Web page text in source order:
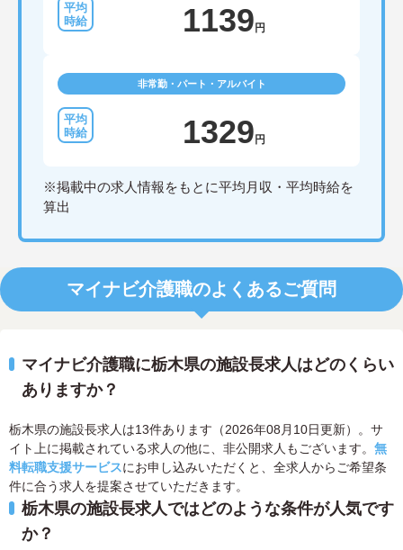
1139円
非常勤・パート・アルバイト
1329円
※掲載中の求人情報をもとに平均月収・平均時給を
算出
マイナビ介護職のよくあるご質問
マイナビ介護職に栃木県の施設長求人はどのくらい
ありますか？
栃木県の施設長求人は13件あります（2026年08月10日更新）。サ
イト上に掲載されている求人の他に、非公開求人もございます。 無
料転職支援サービスにお申し込みいただくと、全求人からご希望条
件に合う求人を提案させていただきます。
栃木県の施設長求人ではどのような条件が人気です
か？